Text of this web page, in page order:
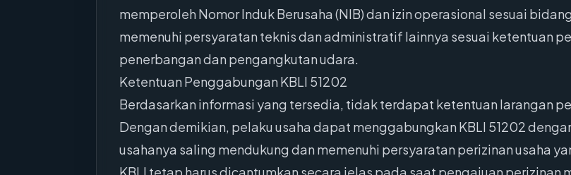
memperoleh Nomor Induk Berusaha (NIB) dan izin operasional sesuai
memenuhi persyaratan teknis dan administratif lainnya sesuai ketentuan
penerbangan dan pengangkutan udara.
Ketentuan Penggabungan KBLI 51202
Berdasarkan informasi yang tersedia, tidak terdapat ketentuan larangan
Dengan demikian, pelaku usaha dapat menggabungkan KBLI 51202
usahanya saling mendukung dan memenuhi persyaratan perizinan usaha